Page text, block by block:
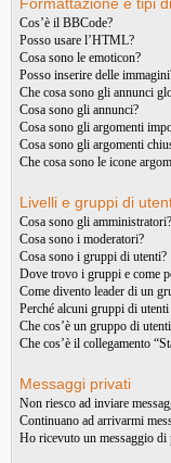
Cos’è il BBCode?
Posso usare l’HTML?
Cosa sono le emoticon?
Posso inserire delle
Che cosa sono gli annunci
Cosa sono gli annunci?
Cosa sono gli argomenti
Cosa sono gli argomenti
Che cosa sono le icone
Livelli e gruppi di
Cosa sono gli amministratori?
Cosa sono i moderatori?
Cosa sono i gruppi di utenti?
Dove trovo i gruppi e come
Come divento leader di un
Perché alcuni gruppi di
Che cos’è un gruppo di
Che cos’è il collegamento
Messaggi privati
Non riesco ad inviare
Continuano ad arrivarmi
Ho ricevuto un messaggio di